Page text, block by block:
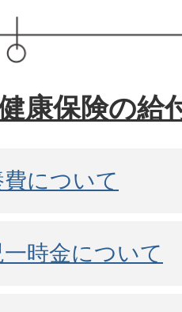
康保険の給
について
時金について